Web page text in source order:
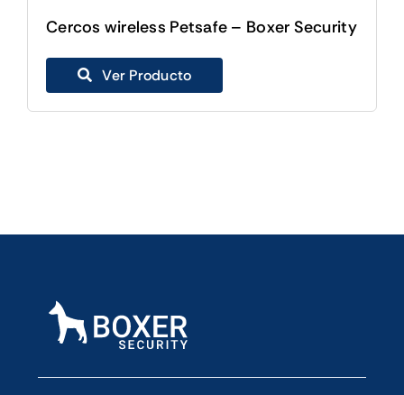
Cercos wireless Petsafe – Boxer Security
Ver Producto